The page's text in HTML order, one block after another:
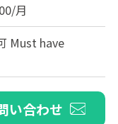
月
Must have
い合わせ